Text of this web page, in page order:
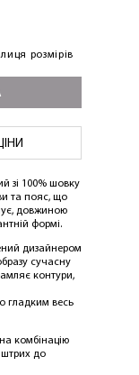
розмірів
зі 100% шовку
та пояс, що
довжиною
формі.
дизайнером
сучасну
контури,
гладким весь
комбінацію
до